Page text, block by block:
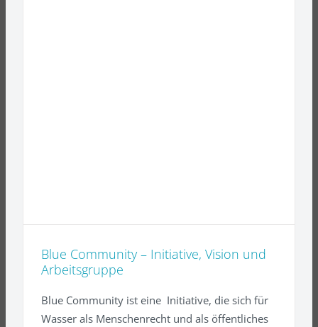
Blue Community – Initiative, Vision und
Arbeitsgruppe
Blue Community ist eine Initiative, die sich für
Wasser als Menschenrecht und als öffentliches